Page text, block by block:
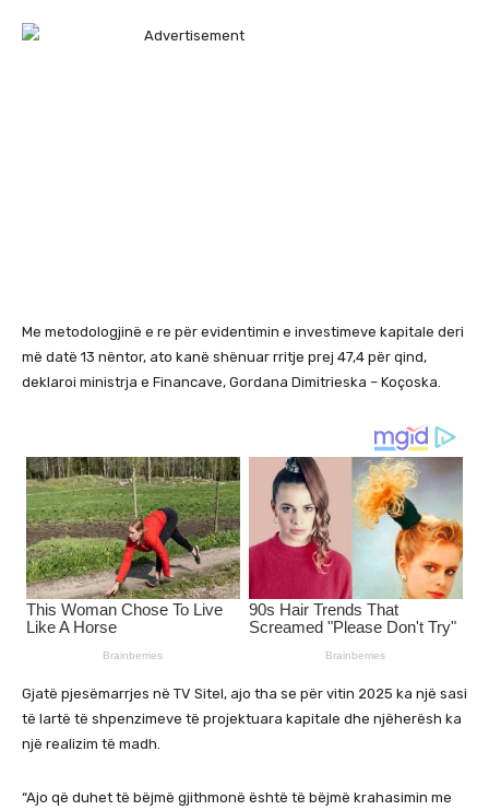
Me metodologjinë e re për evidentimin e investimeve kapitale deri
më datë 13 nëntor, ato kanë shënuar rritje prej 47,4 për qind,
deklaroi ministrja e Financave, Gordana Dimitrieska – Koçoska.
Gjatë pjesëmarrjes në TV Sitel, ajo tha se për vitin 2025 ka një sasi
të lartë të shpenzimeve të projektuara kapitale dhe njëherësh ka
një realizim të madh.
“Ajo që duhet të bëjmë gjithmonë është të bëjmë krahasimin me